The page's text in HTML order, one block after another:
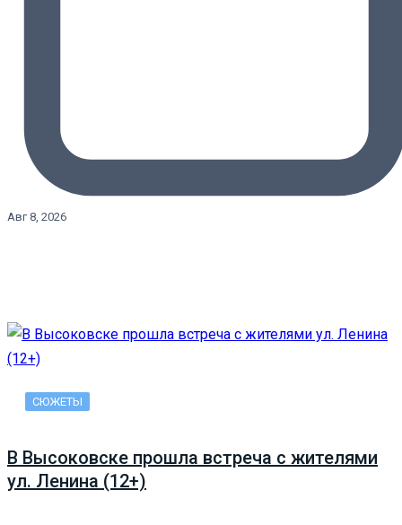
Авг 8, 2026
СЮЖЕТЫ
В Высоковске прошла встреча с жителями
ул. Ленина (12+)